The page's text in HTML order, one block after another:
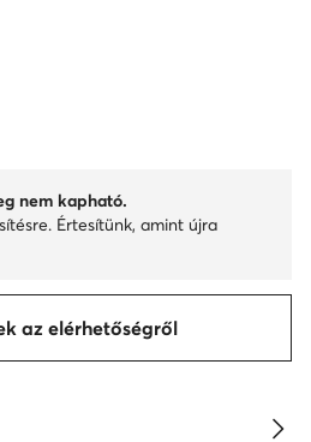
nem kapható.
Értesítünk, amint újra
az elérhetőségről